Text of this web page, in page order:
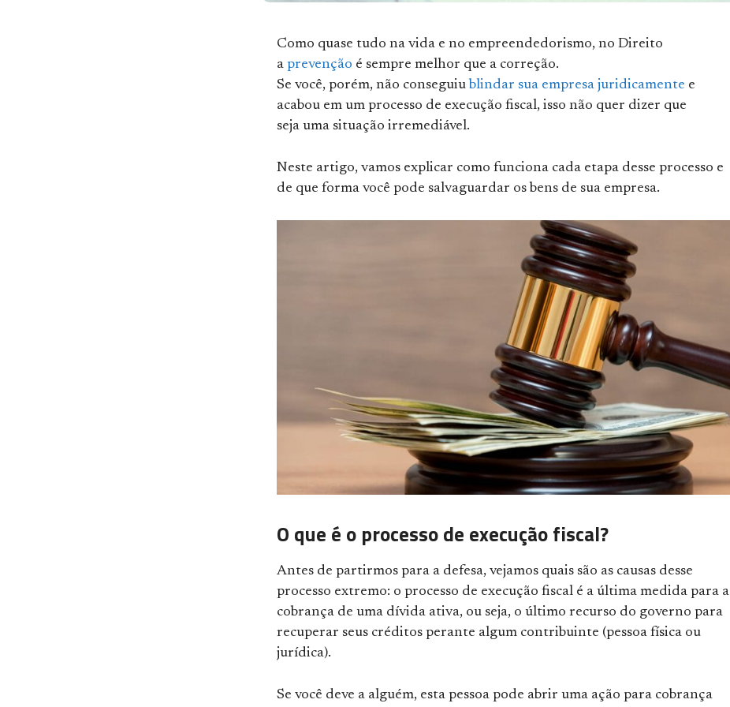
Como quase tudo na vida e no empreendedorismo, no Direito
a prevenção é sempre melhor que a correção.
Se você, porém, não conseguiu blindar sua empresa juridicamente e
acabou em um processo de execução fiscal, isso não quer dizer que
seja uma situação irremediável.
Neste artigo, vamos explicar como funciona cada etapa desse processo e
de que forma você pode salvaguardar os bens de sua empresa.
O que é o processo de execução fiscal?
Antes de partirmos para a defesa, vejamos quais são as causas desse
processo extremo: o processo de execução fiscal é a última medida para a
cobrança de uma dívida ativa, ou seja, o último recurso do governo para
recuperar seus créditos perante algum contribuinte (pessoa física ou
jurídica).
Se você deve a alguém, esta pessoa pode abrir uma ação para cobrança